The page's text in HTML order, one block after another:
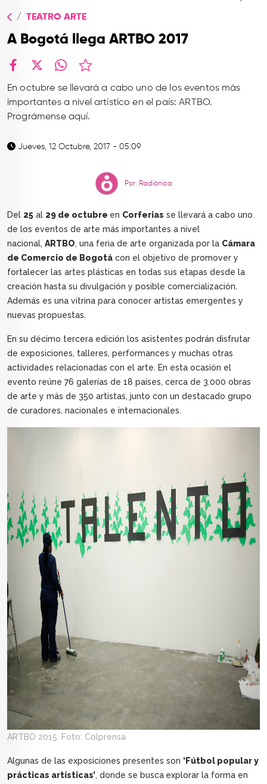
TEATRO ARTE
A Bogotá llega ARTBO 2017
En octubre se llevará a cabo uno de los eventos más
importantes a nivel artístico en el país: ARTBO.
Prográmense aquí.
Jueves, 12 Octubre, 2017 - 05:09
Por: Radiónica
Del 25 al 29 de octubre en Corferias se llevará a cabo uno
de los eventos de arte más importantes a nivel
nacional, ARTBO, una feria de arte organizada por la Cámara
de Comercio de Bogotá con el objetivo de promover y
fortalecer las artes plásticas en todas sus etapas desde la
creación hasta su divulgación y posible comercialización.
Además es una vitrina para conocer artistas emergentes y
nuevas propuestas.
En su décimo tercera edición los asistentes podrán disfrutar
de exposiciones, talleres, performances y muchas otras
actividades relacionadas con el arte. En esta ocasión el
evento reúne 76 galerías de 18 países, cerca de 3.000 obras
de arte y más de 350 artistas, junto con un destacado grupo
de curadores, nacionales e internacionales.
ARTBO 2015. Foto: Colprensa
Algunas de las exposiciones presentes son ‘Fútbol popular y
prácticas artísticas’, donde se busca explorar la forma en